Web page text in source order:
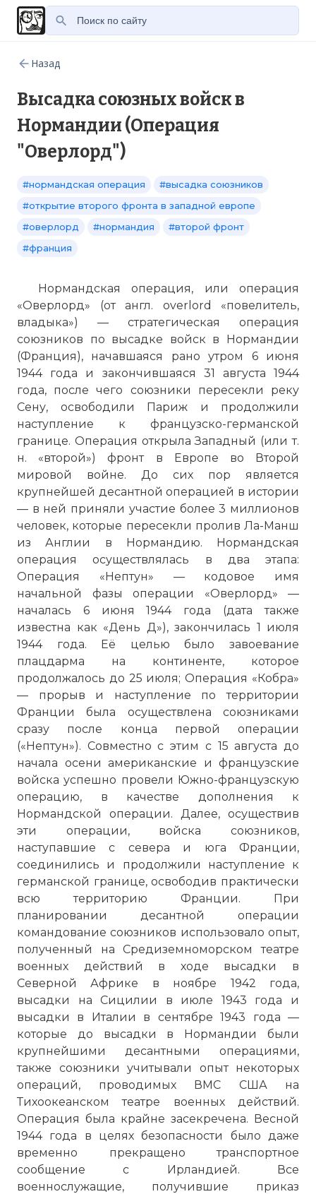
Назад
Высадка союзных войск в
Нормандии (Операция
"Оверлорд")
#нормандская операция
#высадка союзников
#открытие второго фронта в западной европе
#оверлорд
#нормандия
#второй фронт
#франция
Нормандская операция, или операция
«Оверлорд» (от англ. overlord «повелитель,
владыка») — стратегическая операция
союзников по высадке войск в Нормандии
(Франция), начавшаяся рано утром 6 июня
1944 года и закончившаяся 31 августа 1944
года, после чего союзники пересекли реку
Сену, освободили Париж и продолжили
наступление к французско-германской
границе. Операция открыла Западный (или т.
н. «второй») фронт в Европе во Второй
мировой войне. До сих пор является
крупнейшей десантной операцией в истории
— в ней приняли участие более 3 миллионов
человек, которые пересекли пролив Ла-Манш
из Англии в Нормандию. Нормандская
операция осуществлялась в два этапа:
Операция «Нептун» — кодовое имя
начальной фазы операции «Оверлорд» —
началась 6 июня 1944 года (дата также
известна как «День Д»), закончилась 1 июля
1944 года. Её целью было завоевание
плацдарма на континенте, которое
продолжалось до 25 июля; Операция «Кобра»
— прорыв и наступление по территории
Франции была осуществлена союзниками
сразу после конца первой операции
(«Нептун»). Совместно с этим с 15 августа до
начала осени американские и французские
войска успешно провели Южно-французскую
операцию, в качестве дополнения к
Нормандской операции. Далее, осуществив
эти операции, войска союзников,
наступавшие с севера и юга Франции,
соединились и продолжили наступление к
германской границе, освободив практически
всю территорию Франции. При
планировании десантной операции
командование союзников использовало опыт,
полученный на Средиземноморском театре
военных действий в ходе высадки в
Северной Африке в ноябре 1942 года,
высадки на Сицилии в июле 1943 года и
высадки в Италии в сентябре 1943 года —
которые до высадки в Нормандии были
крупнейшими десантными операциями,
также союзники учитывали опыт некоторых
операций, проводимых ВМС США на
Тихоокеанском театре военных действий.
Операция была крайне засекречена. Весной
1944 года в целях безопасности было даже
временно прекращено транспортное
сообщение с Ирландией. Все
военнослужащие, получившие приказ